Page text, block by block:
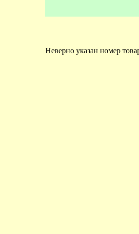
Неверно указан номер